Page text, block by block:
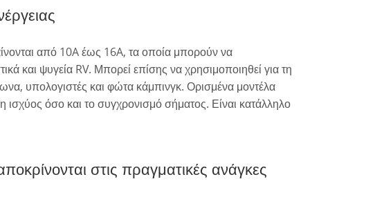
από 10A έως 16A, τα οποία μπορούν να
και ψυγεία RV. Μπορεί επίσης να χρησιμοποιηθεί για τη
υπολογιστές και φώτα κάμπινγκ. Ορισμένα μοντέλα
όσο και το συγχρονισμό σήματος. Είναι κατάλληλο
στις πραγματικές ανάγκες